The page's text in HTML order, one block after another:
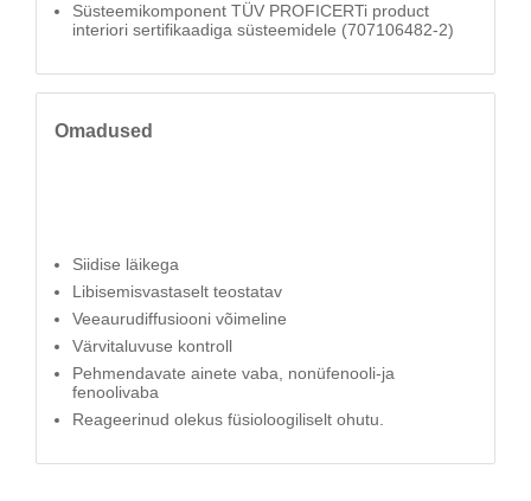
Süsteemikomponent TÜV PROFICERTi product
interiori sertifikaadiga süsteemidele (707106482-2)
Omadused
Siidise läikega
Libisemisvastaselt teostatav
Veeaurudiffusiooni võimeline
Värvitaluvuse kontroll
Pehmendavate ainete vaba, nonüfenooli-ja
fenoolivaba
Reageerinud olekus füsioloogiliselt ohutu.